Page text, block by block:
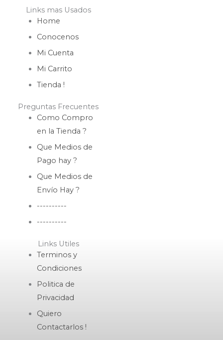
Links mas Usados
Home
Conocenos
Mi Cuenta
Mi Carrito
Tienda !
Preguntas Frecuentes
Como Compro
en la Tienda ?
Que Medios de
Pago hay ?
Que Medios de
Envío Hay ?
----------
----------
Links Utiles
Terminos y
Condiciones
Politica de
Privacidad
Quiero
Contactarlos !